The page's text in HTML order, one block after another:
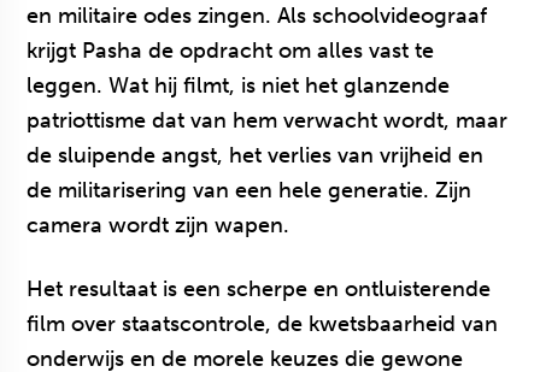
en militaire odes zingen. Als schoolvideograaf
krijgt Pasha de opdracht om alles vast te
leggen. Wat hij filmt, is niet het glanzende
patriottisme dat van hem verwacht wordt, maar
de sluipende angst, het verlies van vrijheid en
de militarisering van een hele generatie. Zijn
camera wordt zijn wapen.
Het resultaat is een scherpe en ontluisterende
film over staatscontrole, de kwetsbaarheid van
onderwijs en de morele keuzes die gewone